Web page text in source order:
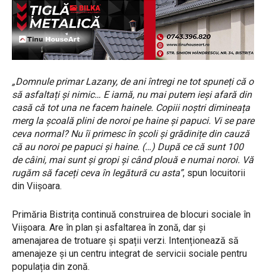
„Domnule primar Lazany, de ani întregi ne tot spuneți că o
să asfaltați și nimic… E iarnă, nu mai putem ieși afară din
casă că tot una ne facem hainele. Copiii noștri dimineața
merg la școală plini de noroi pe haine și papuci. Vi se pare
ceva normal? Nu îi primesc în școli și grădinițe din cauză
că au noroi pe papuci și haine. (…) După ce că sunt 100
de câini, mai sunt și gropi și când plouă e numai noroi. Vă
rugăm să faceți ceva în legătură cu asta”, spun locuitorii
din Viișoara.
Primăria Bistrița continuă construirea de blocuri sociale în
Viișoara. Are în plan și asfaltarea în zonă, dar și
amenajarea de trotuare și spații verzi. Intenționează să
amenajeze și un centru integrat de servicii sociale pentru
populația din zonă.